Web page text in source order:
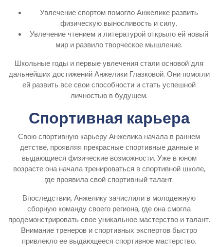
Увлечение спортом помогло Анжелике развить
физическую выносливость и силу.
Увлечение чтением и литературой открыло ей новый
мир и развило творческое мышление.
Школьные годы и первые увлечения стали основой для
дальнейших достижений Анжелики Глазковой. Они помогли
ей развить все свои способности и стать успешной
личностью в будущем.
Спортивная карьера
Свою спортивную карьеру Анжелика начала в раннем
детстве, проявляя прекрасные спортивные данные и
выдающиеся физические возможности. Уже в юном
возрасте она начала тренироваться в спортивной школе,
где проявила свой спортивный талант.
Впоследствии, Анжелику зачислили в молодежную
сборную команду своего региона, где она смогла
продемонстрировать свое уникальное мастерство и талант.
Внимание тренеров и спортивных экспертов быстро
привлекло ее выдающееся спортивное мастерство.